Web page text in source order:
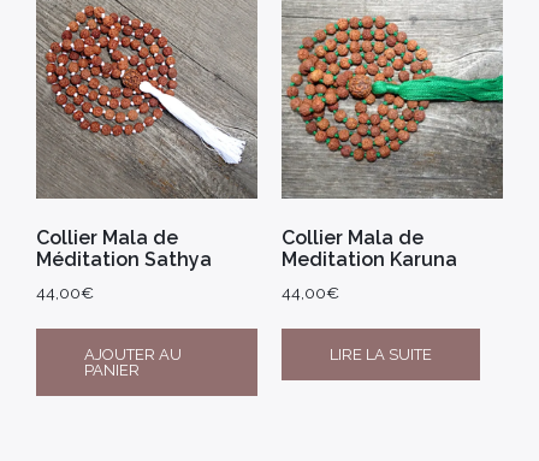
Collier Mala de
Méditation Sathya
44,00€
AJOUTER AU
PANIER
Collier Mala de
Meditation Karuna
44,00€
LIRE LA SUITE